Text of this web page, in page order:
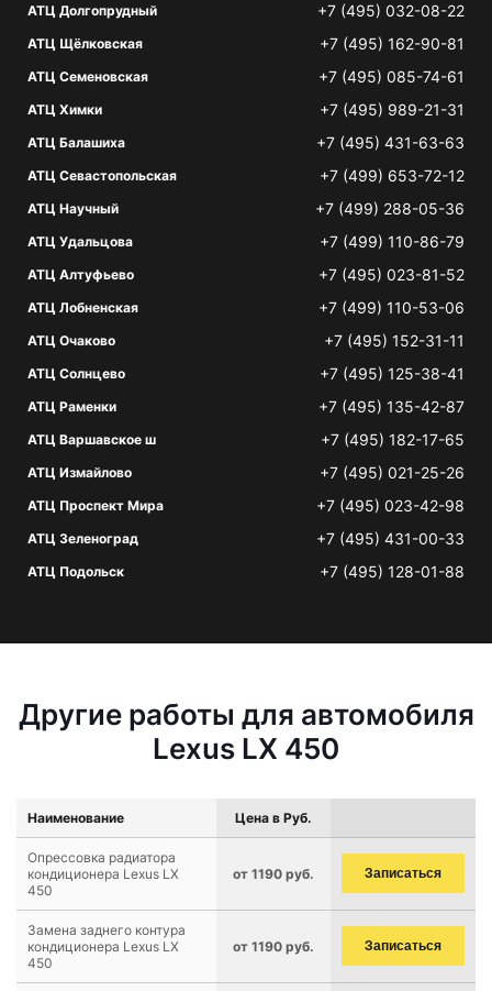
АТЦ Долгопрудный +7 (495) 032-08-22
АТЦ Щёлковская +7 (495) 162-90-81
АТЦ Семеновская +7 (495) 085-74-61
АТЦ Химки +7 (495) 989-21-31
АТЦ Балашиха +7 (495) 431-63-63
АТЦ Севастопольская +7 (499) 653-72-12
АТЦ Научный +7 (499) 288-05-36
АТЦ Удальцова +7 (499) 110-86-79
АТЦ Алтуфьево +7 (495) 023-81-52
АТЦ Лобненская +7 (499) 110-53-06
АТЦ Очаково +7 (495) 152-31-11
АТЦ Солнцево +7 (495) 125-38-41
АТЦ Раменки +7 (495) 135-42-87
АТЦ Варшавское ш +7 (495) 182-17-65
АТЦ Измайлово +7 (495) 021-25-26
АТЦ Проспект Мира +7 (495) 023-42-98
АТЦ Зеленоград +7 (495) 431-00-33
АТЦ Подольск +7 (495) 128-01-88
Другие работы для автомобиля
Lexus LX 450
Наименование Цена в Руб.
Опрессовка радиатора
кондиционера Lexus LX
450
от 1190 руб. Записаться
Замена заднего контура
кондиционера Lexus LX
450
от 1190 руб. Записаться